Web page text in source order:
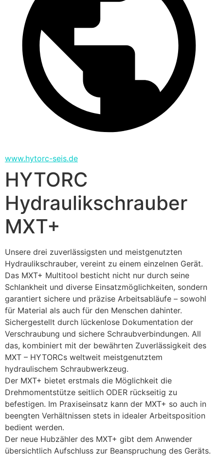
www.hytorc-seis.de
HYTORC
Hydraulikschrauber
MXT+
Unsere drei zuverlässigsten und meistgenutzten
Hydraulikschrauber, vereint zu einem einzelnen Gerät.
Das MXT+ Multitool besticht nicht nur durch seine
Schlankheit und diverse Einsatzmöglichkeiten, sondern
garantiert sichere und präzise Arbeitsabläufe – sowohl
für Material als auch für den Menschen dahinter.
Sichergestellt durch lückenlose Dokumentation der
Verschraubung und sichere Schraubverbindungen. All
das, kombiniert mit der bewährten Zuverlässigkeit des
MXT – HYTORCs weltweit meistgenutztem
hydraulischem Schraubwerkzeug.
Der MXT+ bietet erstmals die Möglichkeit die
Drehmomentstütze seitlich ODER rückseitig zu
befestigen. Im Praxiseinsatz kann der MXT+ so auch in
beengten Verhältnissen stets in idealer Arbeitsposition
bedient werden.
Der neue Hubzähler des MXT+ gibt dem Anwender
übersichtlich Aufschluss zur Beanspruchung des Geräts.